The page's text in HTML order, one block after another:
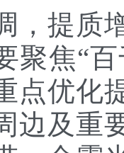
提质增
聚焦“
点优化
边及重